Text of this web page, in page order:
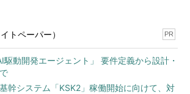
トペーパー） PR
駆動開発エージェント」 要件定義から設計・
幹システム「KSK2」稼働開始に向けて、対